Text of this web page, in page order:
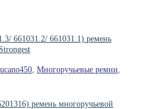
661031.2/ 661031.1) ремень
Многоручьевые ремни
ремень многоручьевой